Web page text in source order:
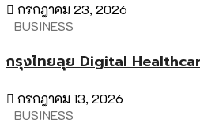
กรกฎาคม 23, 2026
BUSINESS
กรุงไทยลุย Digital
กรกฎาคม 13, 2026
BUSINESS